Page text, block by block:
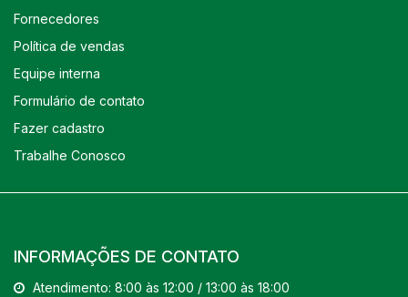
Fornecedores
Política de vendas
Equipe interna
Formulário de contato
Fazer cadastro
Trabalhe Conosco
INFORMAÇÕES DE CONTATO
Atendimento: 8:00 às 12:00 / 13:00 às 18:00